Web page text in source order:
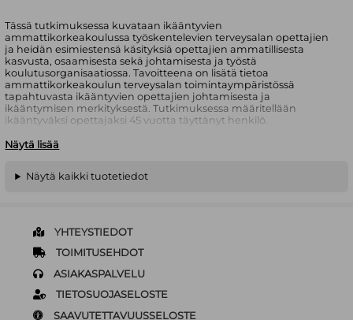
Tässä tutkimuksessa kuvataan ikääntyvien
ammattikorkeakoulussa työskentelevien terveysalan opettajien
ja heidän esimiestensä käsityksiä opettajien ammatillisesta
kasvusta, osaamisesta sekä johtamisesta ja työstä
koulutusorganisaatiossa. Tavoitteena on lisätä tietoa
ammattikorkeakoulun terveysalan toimintaympäristössä
tapahtuvasta ikääntyvien opettajien johtamisesta ja
ikääntymisen merkityksestä. Tutkimuksessa määritellään
ikääntyväksi opettajaksi 45 vuotta täyttänyt henkilö.
Tutkimuksen keskeinen ongelma tiiviisti esitettynä on, millainen
käsitys tutkittavilla on johtamisen yhteydestä ikääntyvien
opettajien voimaantumiseen sosiaali- ja terveysalan
Tutkimustulosten mukaan ikääntyvien opettajien
voimaantumista edistäviä tekijöitä johtamisessa ovat opettajien
jaksamisen ja työhyvinvoinnin edistäminen, esimiehen tuki
ikääntyville sekä opetta-jien ikääntymisen ja osaamisen
arvostaminen. Mahdollistamalla ikääntyvälle opettajalle osa-
aikaeläke, joustamalla työaikaa ja suunnittelemalla
työhyvinvointia ja lisätä työssä jaksamista. Positiivisen ja
Näytä lisää
Näytä kaikki tuotetiedot
YHTEYSTIEDOT
TOIMITUSEHDOT
ASIAKASPALVELU
TIETOSUOJASELOSTE
SAAVUTETTAVUUSSELOSTE